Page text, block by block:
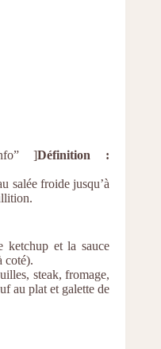
]Définition :
salée froide jusqu’à
ketchup et la sauce
coté).
steak, fromage,
au plat et galette de